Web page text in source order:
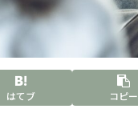
はてブ コピー